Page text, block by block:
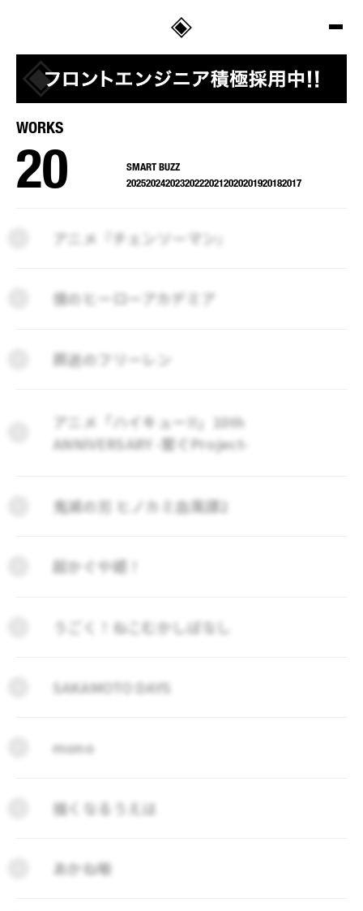
SALT
WORKS
20
2025
2024
2023
2022
2021
2020
2019
2018
2017
202520242023202220212020201920182017
SMART BUZZ
アニメ『チェンソーマン』
僕のヒーローアカデミア
葬送のフリーレン
アニメ「ハイキュー!!」10th
ANNIVERSARY -繋ぐProject-
鬼滅の刃 ヒノカミ血風譚2
超かぐや姫！
うごく！ねこむかしばなし
SAKAMOTO DAYS
mono
描くなるうえは
あかね噺